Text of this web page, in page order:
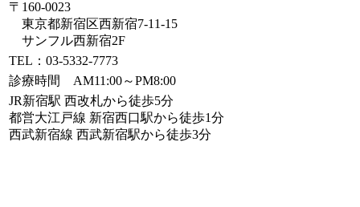
〒160-0023
東京都新宿区西新宿7-11-15
サンフル西新宿2F
TEL：03-5332-7773
診療時間 AM11:00～PM8:00
JR新宿駅 西改札から徒歩5分
都営大江戸線 新宿西口駅から徒歩1分
西武新宿線 西武新宿駅から徒歩3分